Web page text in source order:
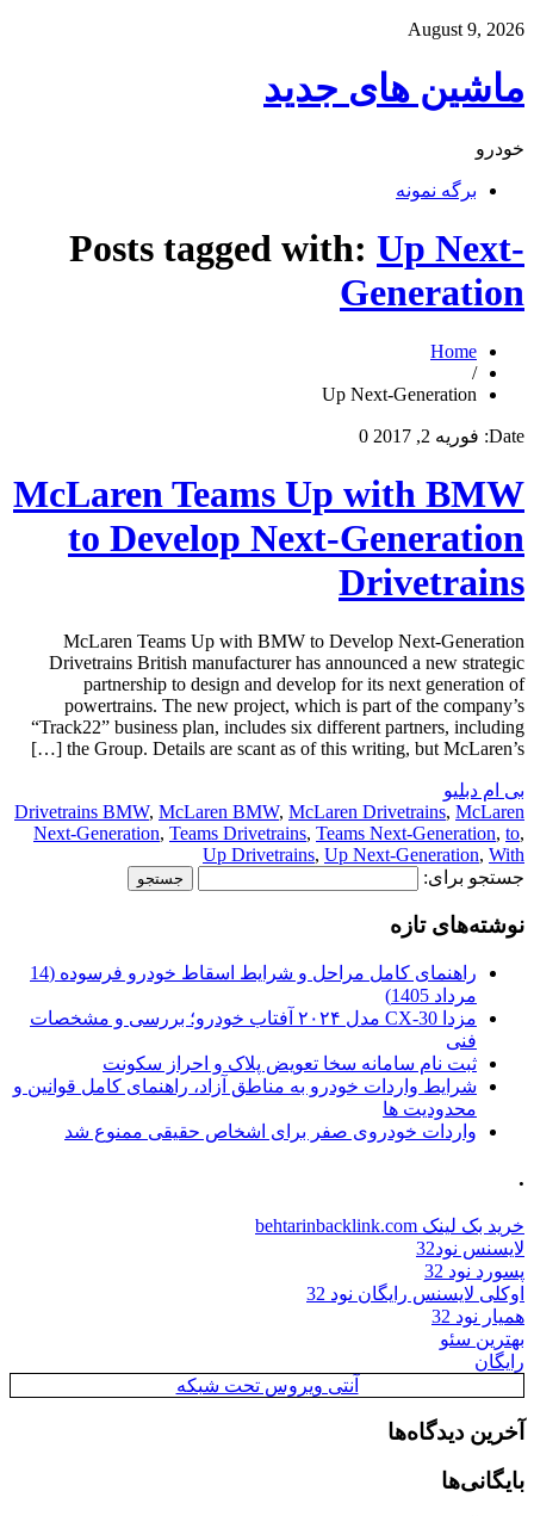
August 9, 2026
ماشین های جدید
خودرو
برگه نمونه
Posts tagged with: Up Next-
Generation
Home
/
Up Next-Generation
Date: فوریه 2, 2017 0
McLaren Teams Up with BMW
to Develop Next-Generation
Drivetrains
McLaren Teams Up with BMW to Develop Next-Generation
Drivetrains British manufacturer has announced a new strategic
partnership to design and develop for its next generation of
powertrains. The new project, which is part of the company’s
“Track22” business plan, includes six different partners, including
the Group. Details are scant as of this writing, but McLaren’s […]
بی ام دبلیو
Drivetrains BMW, McLaren BMW, McLaren Drivetrains, McLaren
Next-Generation, Teams Drivetrains, Teams Next-Generation, to,
Up Drivetrains, Up Next-Generation, With
جستجو برای:
نوشته‌های تازه
راهنمای کامل مراحل و شرایط اسقاط خودرو فرسوده (14
مرداد 1405)
مزدا CX-30 مدل ۲۰۲۴ آفتاب خودرو؛ بررسی و مشخصات
فنی
ثبت نام سامانه سخا تعویض پلاک و احراز سکونت
شرایط واردات خودرو به مناطق آزاد، راهنمای کامل قوانین و
محدودیت ها
واردات خودروی صفر برای اشخاص حقیقی ممنوع شد
.
خرید بک لینک behtarinbacklink.com
لایسنس نود32
پسورد نود 32
اوکلی لایسنس رایگان نود 32
همیار نود 32
بهترین سئو
رایگان
آنتی ویروس تحت شبکه
آخرین دیدگاه‌ها
بایگانی‌ها